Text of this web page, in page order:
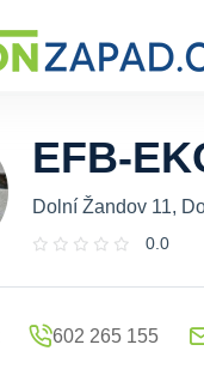
EFB-
Dolní Žandov 11,
0.0
602 265 155